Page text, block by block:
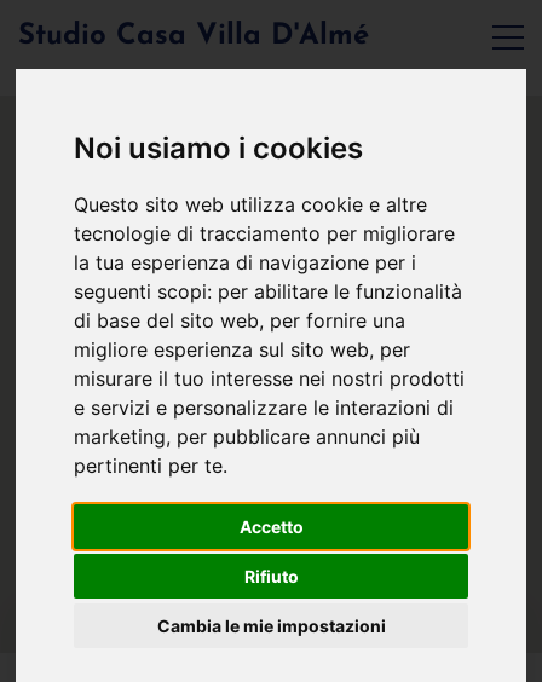
Noi usiamo i cookies
Questo sito web utilizza cookie e altre
tecnologie di tracciamento per migliorare
la tua esperienza di navigazione per i
seguenti scopi: per abilitare le funzionalità
di base del sito web, per fornire una
migliore esperienza sul sito web, per
misurare il tuo interesse nei nostri prodotti
e servizi e personalizzare le interazioni di
marketing, per pubblicare annunci più
pertinenti per te.
Accetto
Rifiuto
Cambia le mie impostazioni
Studio Casa Villa D'Almé